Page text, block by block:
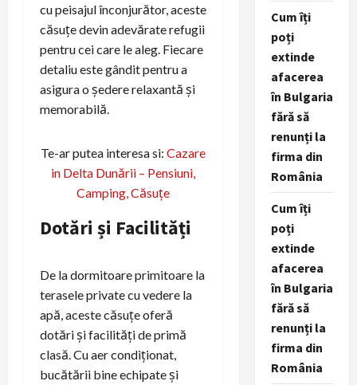
cu peisajul înconjurător, aceste
căsuțe devin adevărate refugii
pentru cei care le aleg. Fiecare
detaliu este gândit pentru a
asigura o ședere relaxantă și
memorabilă.
Te-ar putea interesa si:Cazare
in Delta Dunării – Pensiuni,
Camping, Căsuțe
Dotări și Facilități
De la dormitoare primitoare la
terasele private cu vedere la
apă, aceste căsuțe oferă
dotări și facilități de primă
clasă. Cu aer condiționat,
bucătării bine echipate și
Cum îți
poți
extinde
afacerea
în Bulgaria
fără să
renunți la
firma din
România
Cum îți
poți
extinde
afacerea
în Bulgaria
fără să
renunți la
firma din
România